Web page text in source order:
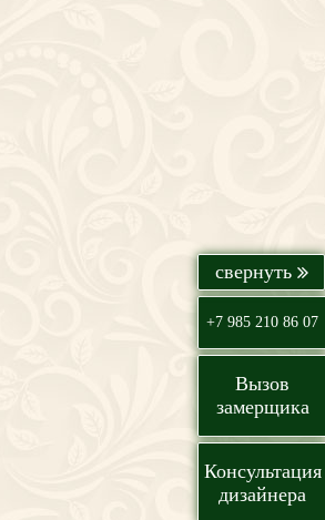
+7 985 210 86 07
Вызов
замерщика
Консультация
дизайнера